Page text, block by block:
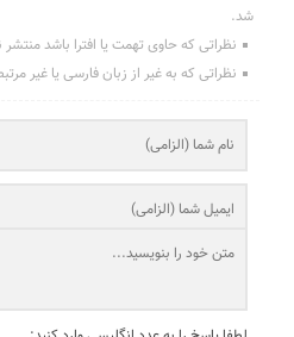
شد.
نظراتی که حاوی تهمت یا افترا باشد
نظراتی که به غیر از زبان فارسی یا غیر